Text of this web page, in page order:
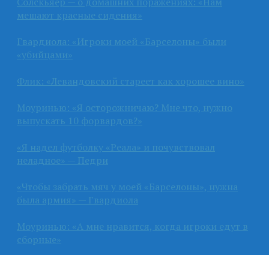
мешают красные сидения»
Гвардиола: «Игроки моей «Барселоны» были
«убийцами»
Флик: «Левандовский стареет как хорошее вино»
Моуринью: «Я осторожничаю? Мне что, нужно
выпускать 10 форвардов?»
«Я надел футболку «Реала» и почувствовал
неладное» — Педри
«Чтобы забрать мяч у моей «Барселоны», нужна
была армия» — Гвардиола
Моуринью: «А мне нравится, когда игроки едут в
сборные»